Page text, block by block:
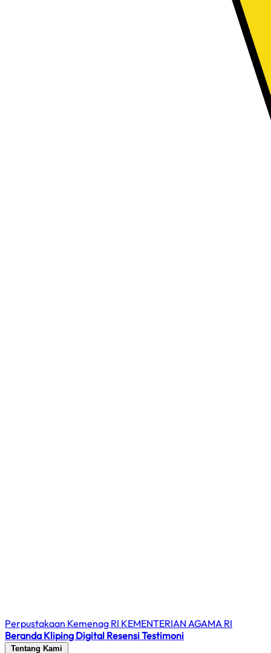
Perpustakaan Kemenag RI KEMENTERIAN AGAMA RI
Beranda Kliping Digital ResensiTestimoni
Tentang Kami